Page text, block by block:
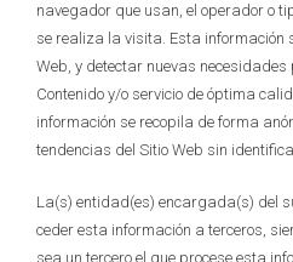
navegador que usan, el operador o
se realiza la visita. Esta información
Web, y detectar nuevas
Contenido y/o servicio de óptima
información se recopila de forma
tendencias del Sitio Web sin
La(s) entidad(es) encargada(s) del
ceder esta información a terceros,
sea un tercero el que procese esta